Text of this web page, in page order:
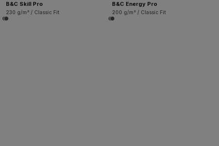
B&C Skill Pro
230 g/m² / Classic Fit
B&C Energy Pro
200 g/m² / Classic Fit